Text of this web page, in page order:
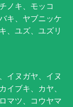
ノキ、モッコ
キ、ヤブニッケ
、ユズ、ユズリ
イヌガヤ、イヌ
イブキ、カヤ、
マツ、コウヤマ